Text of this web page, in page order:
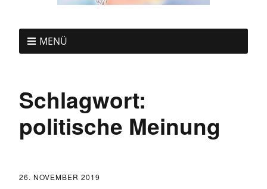
MENÜ
Schlagwort:
politische Meinung
26. NOVEMBER 2019